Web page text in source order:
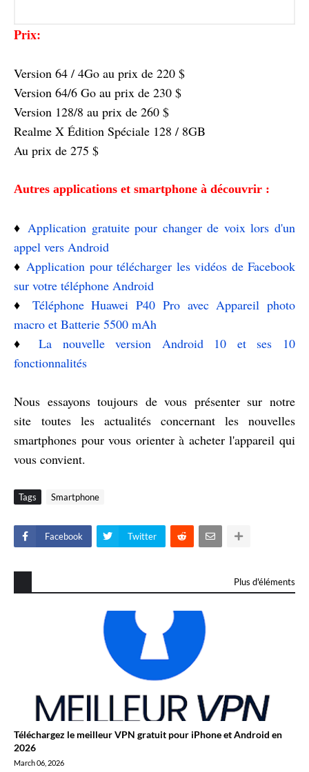
Prix:
Version 64 / 4Go au prix de 220 $
Version 64/6 Go au prix de 230 $
Version 128/8 au prix de 260 $
Realme X Édition Spéciale 128 / 8GB
Au prix de 275 $
Autres applications et smartphone à découvrir :
♦️Application gratuite pour changer de voix lors d'un
appel vers Android
♦️ Application pour télécharger les vidéos de Facebook
sur votre téléphone Android
♦️ Téléphone Huawei P40 Pro avec Appareil photo
macro et Batterie 5500 mAh
♦️La nouvelle version Android 10 et ses 10
fonctionnalités
Nous essayons toujours de vous présenter sur notre
site toutes les actualités concernant les nouvelles
smartphones pour vous orienter à acheter l'appareil qui
vous convient.
Tags Smartphone
Facebook Twitter
Plus d'éléments
Téléchargez le meilleur VPN gratuit pour iPhone et Android en
2026
March 06, 2026